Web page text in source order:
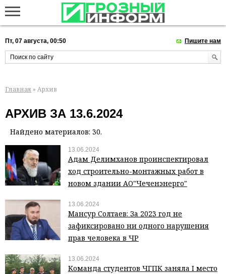
Пт, 07 августа, 00:50 Пишите нам
Главная » Архив
АРХИВ ЗА 13.6.2024
Найдено материалов: 30.
13.06.2024
Адам Делимханов проинспектировал
ход строительно-монтажных работ в
новом здании АО"Чеченэнерго"
13.06.2024
Мансур Солтаев: За 2023 год не
зафиксировано ни одного нарушения
прав человека в ЧР
13.06.2024
Команда студентов ЧГПК заняла I место